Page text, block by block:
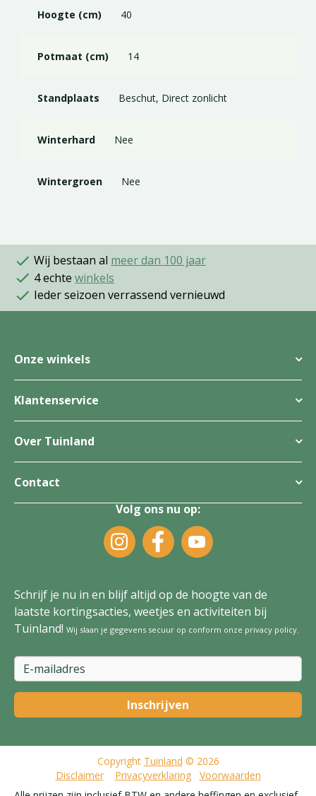
Hoogte (cm) 40
Potmaat (cm) 14
Standplaats Beschut, Direct zonlicht
Winterhard Nee
Wintergroen Nee
Wij bestaan al meer dan 100 jaar
4 echte winkels
Ieder seizoen verrassend vernieuwd
Onze winkels
Klantenservice
Over Tuinland
Contact
Volg ons nu op:
Schrijf je nu in en blijf altijd op de hoogte van de
laatste kortingsacties, weetjes en activiteiten bij
Tuinland! Wij slaan je gegevens secuur op conform onze privacy policy
Copyright Tuinland © 2026
Disclaimer
Privacyverklaring
Voorwaarden